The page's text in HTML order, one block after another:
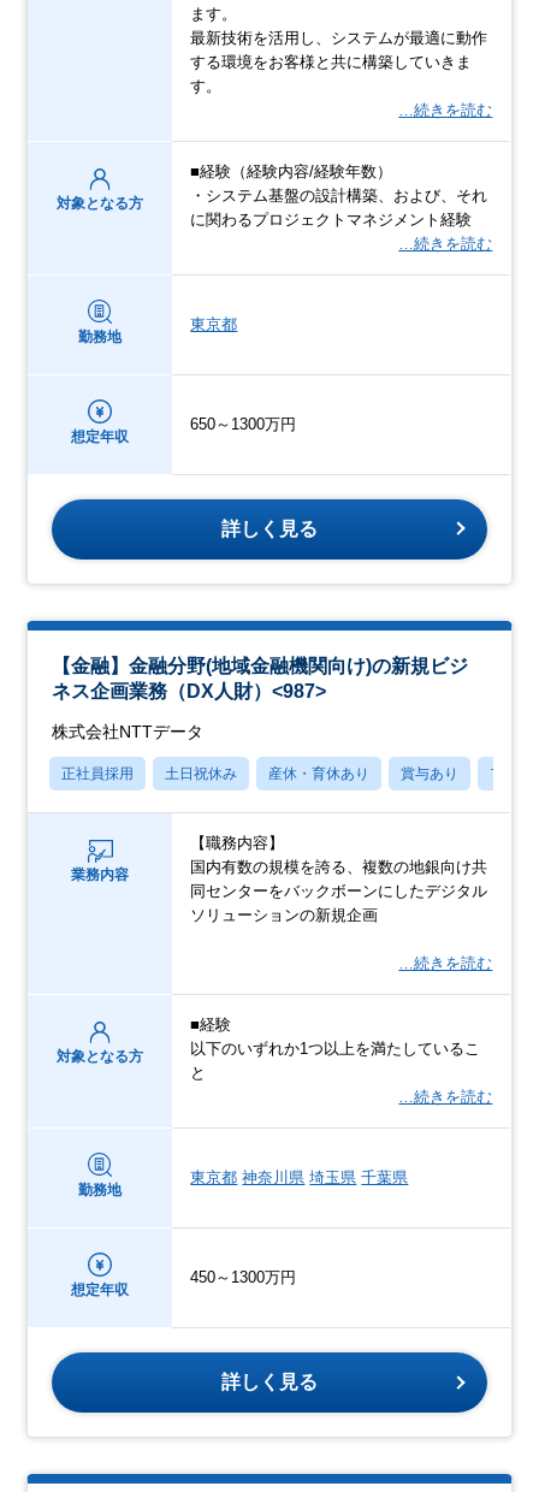
ます。
最新技術を活用し、システムが最適に動作
する環境をお客様と共に構築していきま
す。
…続きを読む
対象となる方
■経験（経験内容/経験年数）
・システム基盤の設計構築、および、それ
に関わるプロジェクトマネジメント経験
…続きを読む
勤務地
東京都
想定年収
650～1300万円
詳しく見る
【金融】金融分野(地域金融機関向け)の新規ビジ
ネス企画業務（DX人財）<987>
株式会社NTTデータ
正社員採用 土日祝休み 産休・育休あり 賞与あり フレッ
業務内容
【職務内容】
国内有数の規模を誇る、複数の地銀向け共
同センターをバックボーンにしたデジタル
ソリューションの新規企画
…続きを読む
対象となる方
■経験
以下のいずれか1つ以上を満たしているこ
と
…続きを読む
勤務地
東京都 神奈川県 埼玉県 千葉県
想定年収
450～1300万円
詳しく見る